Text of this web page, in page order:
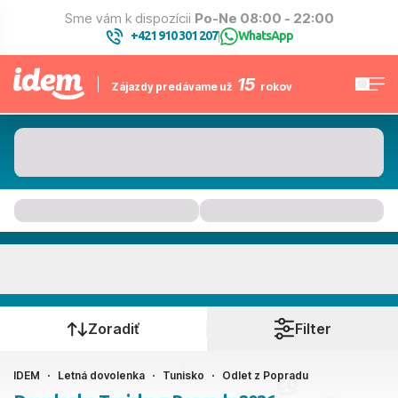
Sme vám k dispozícii Po-Ne 08:00 - 22:00
+421 910 301 207| WhatsApp
Zájazdy predávame už 15 rokov
Kedy cestujete?
Poprad
Zoradiť Filter
IDEM Letná dovolenka Tunisko Odlet z Popradu